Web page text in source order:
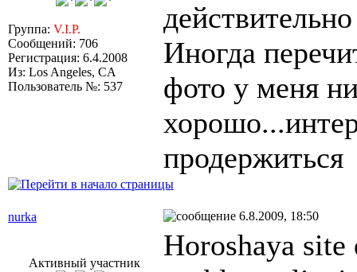
Группа: V.I.P.
Сообщений: 706
Регистрация: 6.4.2008
Из: Los Angeles, CA
Пользователь №: 537
Иногда
фото у меня
продержиться
nurka 6.8.2009, 18:50
Активный участник
Horoshaya